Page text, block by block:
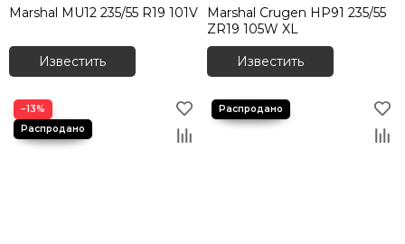
Marshal MU12 235/55 R19 101V
Известить
Marshal Crugen HP91 235/55
ZR19 105W XL
Известить
−13%